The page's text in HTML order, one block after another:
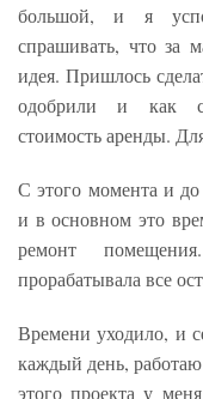
большой, и я
спрашивать, что за
идея. Пришлось
одобрили и как
стоимость аренды.
С этого момента и
и в основном это
ремонт
прорабатывала все
Времени уходило, и
каждый день,
этого проекта у